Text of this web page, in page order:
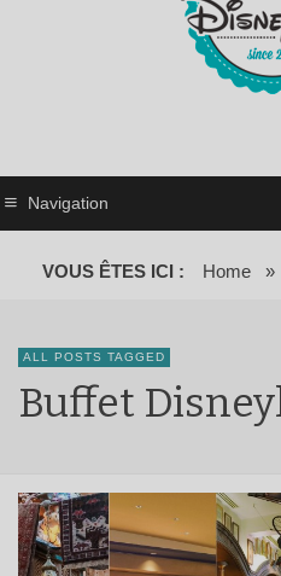
Navigation
VOUS ÊTES ICI : Home »
ALL POSTS TAGGED
Buffet